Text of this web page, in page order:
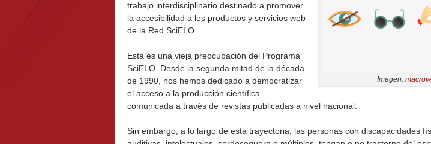
Imagen:
trabajo interdisciplinario destinado a promover
la accesibilidad a los productos y servicios web
de la Red SciELO.
Esta es una vieja preocupación del Programa
SciELO. Desde la segunda mitad de la década
de 1990, nos hemos dedicado a democratizar
el acceso a la producción científica
comunicada a través de revistas publicadas a nivel nacional.
Sin embargo, a lo largo de esta trayectoria, las personas con discapacidades